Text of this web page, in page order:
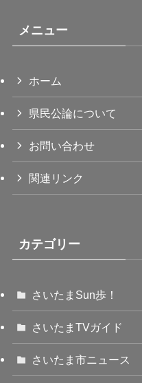
メニュー
ホーム
県民公論について
お問い合わせ
関連リンク
カテゴリー
さいたまSun歩！
さいたまTVガイド
さいたま市ニュース